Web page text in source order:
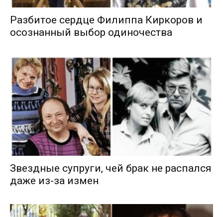
Разбитое сердце Филиппа Киркоров и
осознанный выбор одиночества
Звездные супруги, чей брак не распался
даже из-за измен